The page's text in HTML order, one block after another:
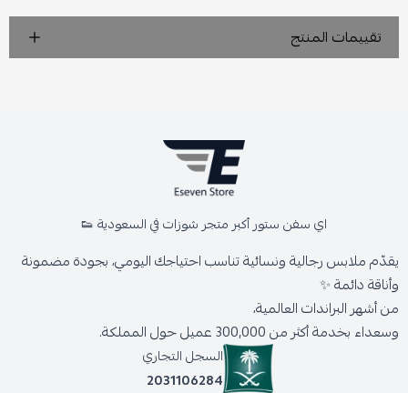
تقييمات المنتج
اي سفن ستور أكبر متجر شوزات في السعودية 👟
يقدّم ملابس رجالية ونسائية تناسب احتياجك اليومي، بجودة مضمونة
وأناقة دائمة ✨
من أشهر البراندات العالمية،
وسعداء بخدمة أكثر من 300,000 عميل حول المملكة.
السجل التجاري
2031106284